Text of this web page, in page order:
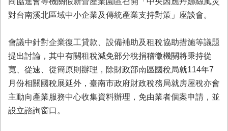
業
務
區
便
民
服
務
網
對台南溪北區域中小企業及傳統產業支持對策」座談會。
會議中針對企業復工貸款、設備補助及租稅協助措施等議題
提出討論，其中有關租稅減免部分稅捐稽徵機關將秉持從
寬、從速、從簡原則辦理，除財政部南區國稅局就114年7
月份相關國稅展延外，臺南市政府財政稅務局就房屋稅亦會
主動向產業服務中心收集資料辦理，免由業者個案申請，並
設立諮詢窗口。